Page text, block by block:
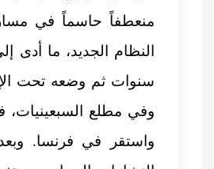
منعطفاً حاسماً في
النظام الجديد، ما أدى
سنوات ثم وضعه تحت
وفي مطلع السبعينيات،
واستقر في فرنسا.